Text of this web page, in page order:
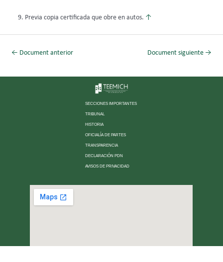
Previa copia certificada que obre en autos. ↑
← Document anterior Document siguiente →
SECCIONES IMPORTANTES
TRIBUNAL
HISTORIA
OFICIALÍA DE PARTES
TRANSPARENCIA
DECLARACIÓN PDN
AVISOS DE PRIVACIDAD